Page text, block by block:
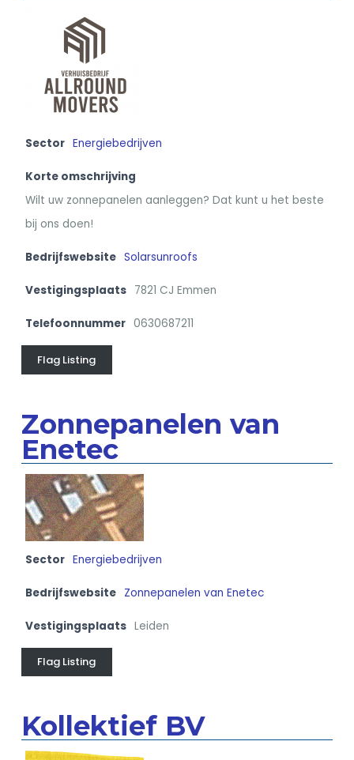
Sector Energiebedrijven
Korte omschrijving
Wilt uw zonnepanelen aanleggen? Dat kunt u het beste
bij ons doen!
Bedrijfswebsite Solarsunroofs
Vestigingsplaats 7821 CJ Emmen
Telefoonnummer 0630687211
Flag Listing
Zonnepanelen van
Enetec
Sector Energiebedrijven
Bedrijfswebsite Zonnepanelen van Enetec
Vestigingsplaats Leiden
Flag Listing
Kollektief BV